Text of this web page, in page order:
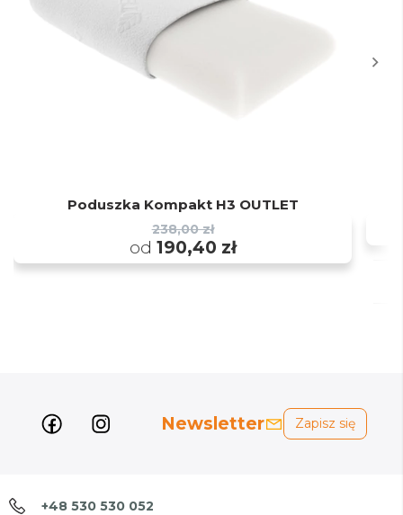
Poduszka Kompakt H3 OUTLET
238,00 zł
od 190,40 zł
Newsletter Zapisz się
+48 530 530 052